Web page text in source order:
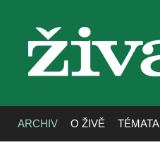
živa
ARCHIV O ŽIVĚ TÉMATA